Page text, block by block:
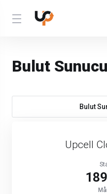
Bulut
Bulut
Upcell